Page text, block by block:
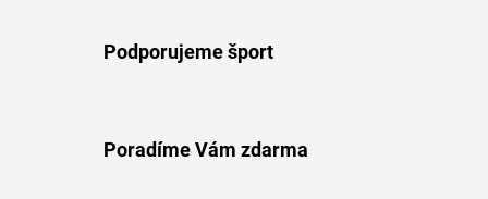
Podporujeme šport
Poradíme Vám zdarma